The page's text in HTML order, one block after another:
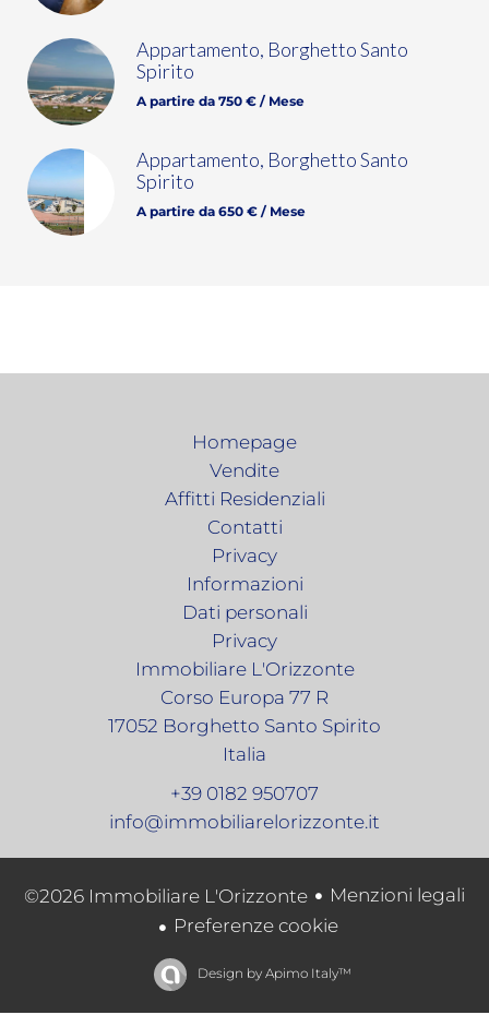
Appartamento, Borghetto Santo
Spirito
A partire da 750 € / Mese
Appartamento, Borghetto Santo
Spirito
A partire da 650 € / Mese
Homepage
Vendite
Affitti Residenziali
Contatti
Privacy
Informazioni
Dati personali
Privacy
Immobiliare L'Orizzonte
Corso Europa 77 R
17052 Borghetto Santo Spirito
Italia
+39 0182 950707
info@immobiliarelorizzonte.it
©2026 Immobiliare L'Orizzonte
Menzioni legali
Preferenze cookie
Design by Apimo Italy™